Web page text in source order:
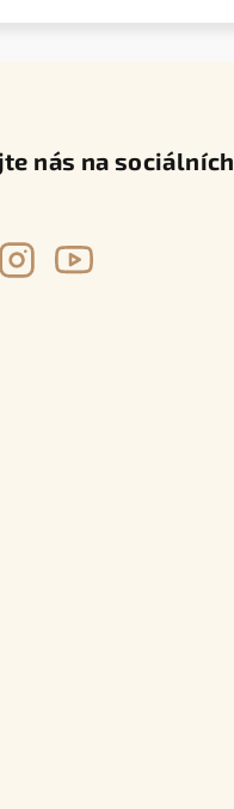
nás na sociálních